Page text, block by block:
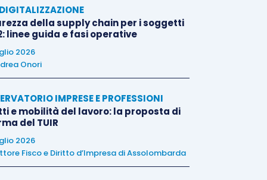
della supply chain per i soggetti
linee guida e fasi operative
2026
Onori
IMPRESE E PROFESSIONI
e mobilità del lavoro: la proposta di
del TUIR
2026
Fisco e Diritto d’Impresa di Assolombarda